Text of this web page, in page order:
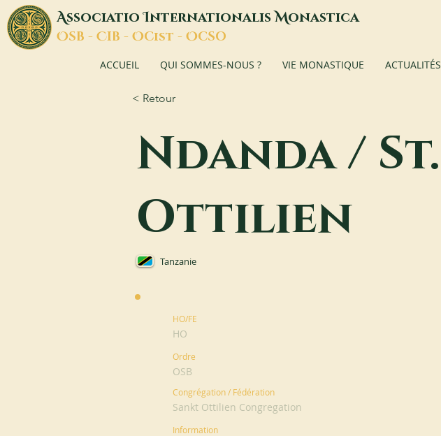
AssociatioInternationalisMonastica
OSB - CIB - OCist - OCSO
ACCUEIL QUI SOMMES-NOUS ? VIE MONASTIQUE ACTUALITÉS
< Retour
Ndanda / St.
Ottilien
Tanzanie
HO/FE
HO
Ordre
OSB
Congrégation / Fédération
Sankt Ottilien Congregation
Information